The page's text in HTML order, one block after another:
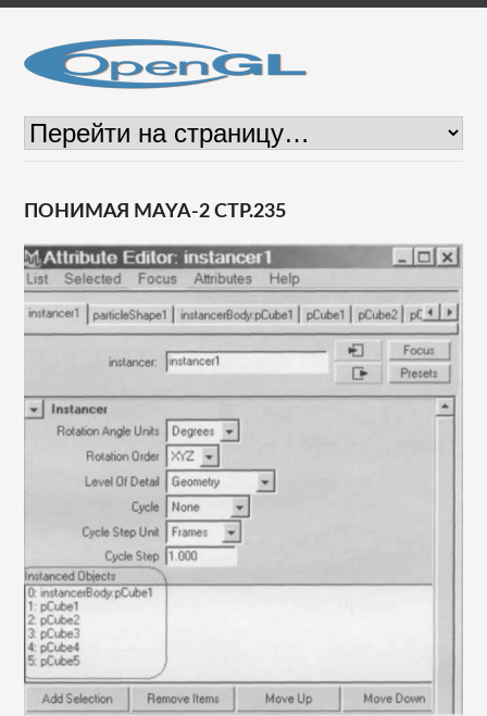
ПОНИМАЯ MAYA-2 СТР.235